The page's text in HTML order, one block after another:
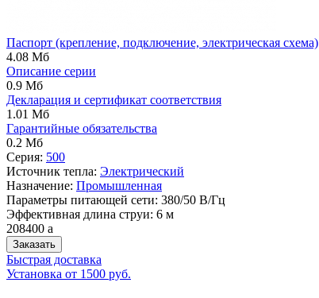
Паспорт (крепление, подключение, электрическая схема)
4.08 Мб
Описание серии
0.9 Мб
Декларация и сертификат соответствия
1.01 Мб
Гарантийные обязательства
0.2 Мб
Серия: 500
Источник тепла: Электрический
Назначение: Промышленная
Параметры питающей сети: 380/50 В/Гц
Эффективная длина струи: 6 м
208400 a
Заказать
Быстрая доставка
Установка от 1500 руб.